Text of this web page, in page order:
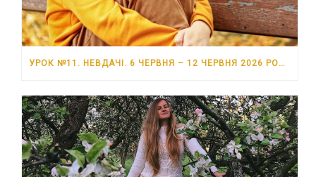
УРОК №11. НЕВДАЧІ. 6 ЧЕРВНЯ – 12 ЧЕРВНЯ 2026 РОКУ